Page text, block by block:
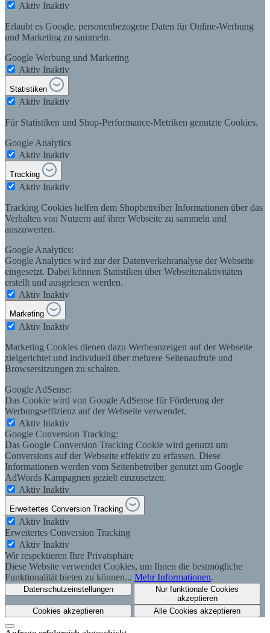
Aktiv Inaktiv
Erlaubt es Google, personenbezogene Daten für Online-Werbung
und Marketing zu sammeln.
Google Werbung und Marketing
Aktiv Inaktiv
Statistiken
Aktiv Inaktiv
Für Statistiken und Shop-Performance-Metriken genutzte Cookies.
Google Analytics
Aktiv Inaktiv
Tracking
Aktiv Inaktiv
Tracking Cookies helfen dem Shopbetreiber Informationen über das
Verhalten von Nutzern auf ihrer Webseite zu sammeln und
auszuwerten.
Google Analytics:
Google Analytics wird zur der Datenverkehranalyse der Webseite
eingesetzt. Dabei können Statistiken über Webseitenaktivitäten
erstellt und ausgelesen werden.
Aktiv Inaktiv
Marketing
Aktiv Inaktiv
Marketing Cookies dienen dazu Werbeanzeigen auf der Webseite
zielgerichtet und individuell über mehrere Seitenaufrufe und
Browsersitzungen zu schalten.
Google AdSense:
Das Cookie wird von Google AdSense für Förderung der
Werbungseffizienz auf der Webseite verwendet.
Aktiv Inaktiv
Google Conversion Tracking:
Das Google Conversion Tracking Cookie wird genutzt um
Conversions auf der Webseite effektiv zu erfassen. Diese
Informationen werden vom Seitenbetreiber genutzt um Google
AdWords Kampagnen gezielt einzusetzen.
Aktiv Inaktiv
Erweitertes Conversion Tracking
Aktiv Inaktiv
Erweitertes Conversion Tracking
Aktiv Inaktiv
Wir respektieren Ihre Privatsphäre
Diese Website verwendet Cookies, um Ihnen die bestmögliche
Funktionalität bieten zu können... Mehr Informationen.
Datenschutzeinstellungen
Nur funktionale Cookies
akzeptieren
Cookies akzeptieren
Alle Cookies akzeptieren